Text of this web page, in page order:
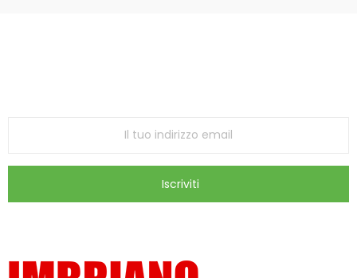
Iscriviti